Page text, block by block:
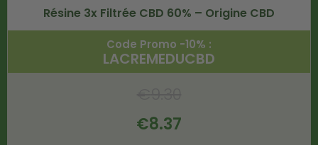
Résine 3x Filtrée CBD 60% – Origine CBD
Code Promo -10% :
LACREMEDUCBD
€8.37